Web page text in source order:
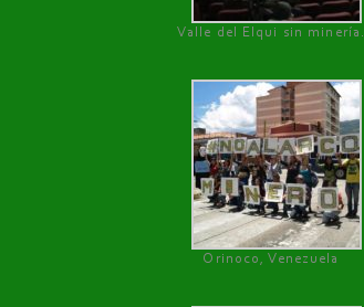
Valle del Elqui sin minería.
Orinoco, Venezuela